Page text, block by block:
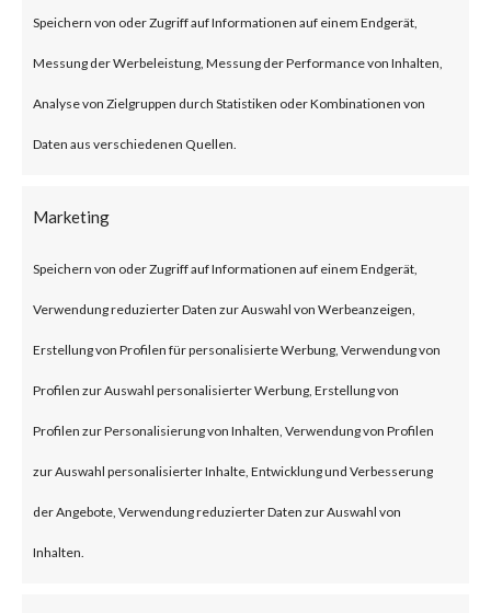
Speichern von oder Zugriff auf Informationen auf einem Endgerät,
Messung der Werbeleistung, Messung der Performance von Inhalten,
Analyse von Zielgruppen durch Statistiken oder Kombinationen von
Daten aus verschiedenen Quellen.
Marketing
Speichern von oder Zugriff auf Informationen auf einem Endgerät,
Verwendung reduzierter Daten zur Auswahl von Werbeanzeigen,
Erstellung von Profilen für personalisierte Werbung, Verwendung von
Profilen zur Auswahl personalisierter Werbung, Erstellung von
Profilen zur Personalisierung von Inhalten, Verwendung von Profilen
zur Auswahl personalisierter Inhalte, Entwicklung und Verbesserung
der Angebote, Verwendung reduzierter Daten zur Auswahl von
Inhalten.
designed to provide secure and
optimized remote access.
What is the Attack?
According to the advisory
To be vulnerable, those products